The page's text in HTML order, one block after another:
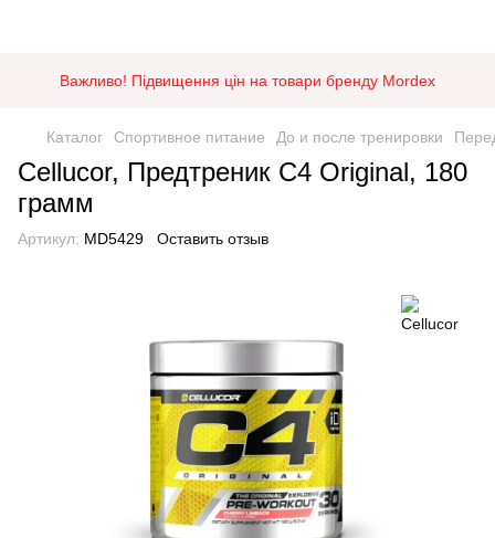
Важливо! Підвищення цін на товари бренду Mordex
Каталог Спортивное питание До и после тренировки
Cellucor, Предтреник C4 Original, 180
грамм
Артикул: MD5429 Оставить отзыв